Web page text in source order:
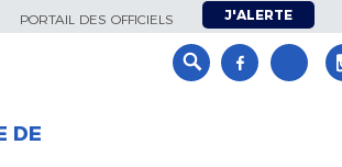
PORTAIL DES OFFICIELS J'ALERTE
DE